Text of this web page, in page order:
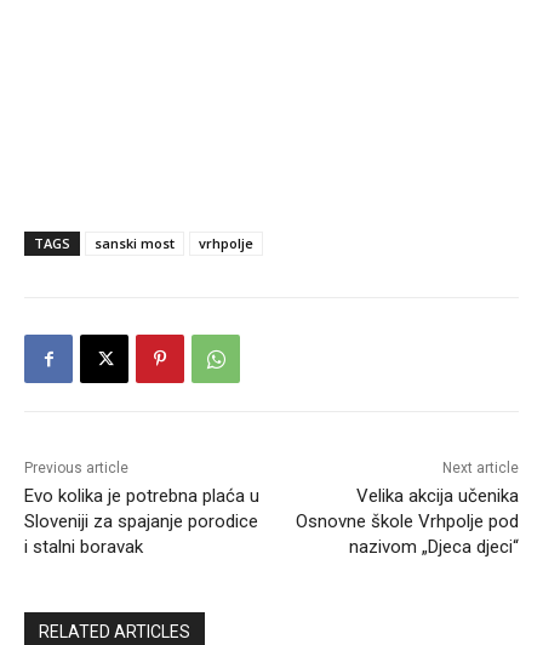
TAGS sanski most vrhpolje
Previous article
Evo kolika je potrebna plaća u
Sloveniji za spajanje porodice
i stalni boravak
Next article
Velika akcija učenika
Osnovne škole Vrhpolje pod
nazivom „Djeca djeci“
RELATED ARTICLES